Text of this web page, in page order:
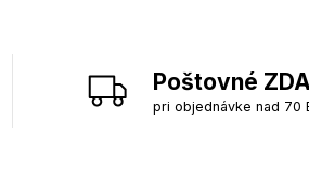
Poštovné
pri objednávke nad 70